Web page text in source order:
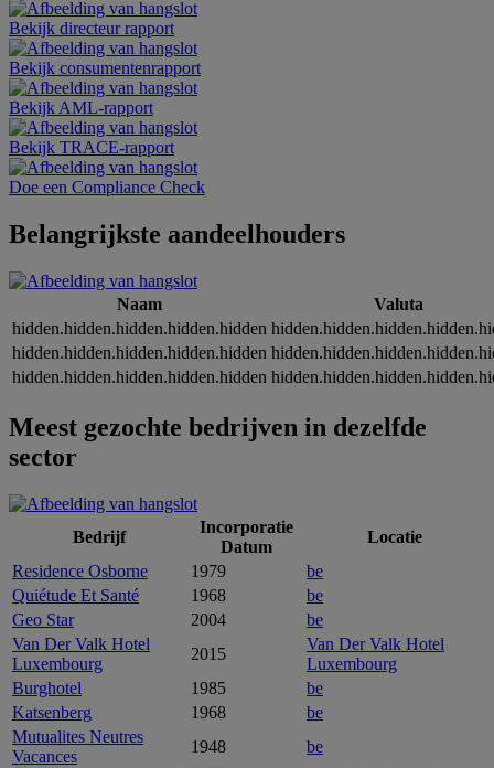
Bekijk directeur rapport
Bekijk consumentenrapport
Bekijk AML-rapport
Bekijk TRACE-rapport
Doe een Compliance Check
Belangrijkste aandeelhouders
Naam
Valuta
hidden.hidden.hidden.hidden.hidden
hidden.hidden.hidden.hidden.hidden
hidden.hidden.hidden.hidden.hidden
Meest gezochte bedrijven in dezelfde
sector
Bedrijf
Incorporatie
Datum
Locatie
Residence Osborne
1979
be
Quiétude Et Santé
1968
be
Geo Star
2004
be
Van Der Valk Hotel
Luxembourg
2015
Van Der Valk Hotel
Luxembourg
Burghotel
1985
be
Katsenberg
1968
be
Mutualites Neutres
Vacances
1948
be